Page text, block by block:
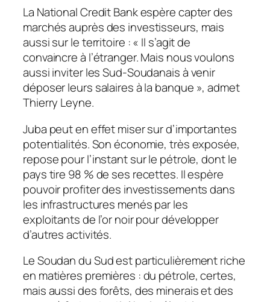
La National Credit Bank espère capter des
marchés auprès des investisseurs, mais
aussi sur le territoire : « Il s’agit de
convaincre à l’étranger. Mais nous voulons
aussi inviter les Sud-Soudanais à venir
déposer leurs salaires à la banque », admet
Thierry Leyne.
Juba peut en effet miser sur d’importantes
potentialités. Son économie, très exposée,
repose pour l’instant sur le pétrole, dont le
pays tire 98 % de ses recettes. Il espère
pouvoir profiter des investissements dans
les infrastructures menés par les
exploitants de l’or noir pour développer
d’autres activités.
Le Soudan du Sud est particulièrement riche
en matières premières : du pétrole, certes,
mais aussi des forêts, des minerais et des